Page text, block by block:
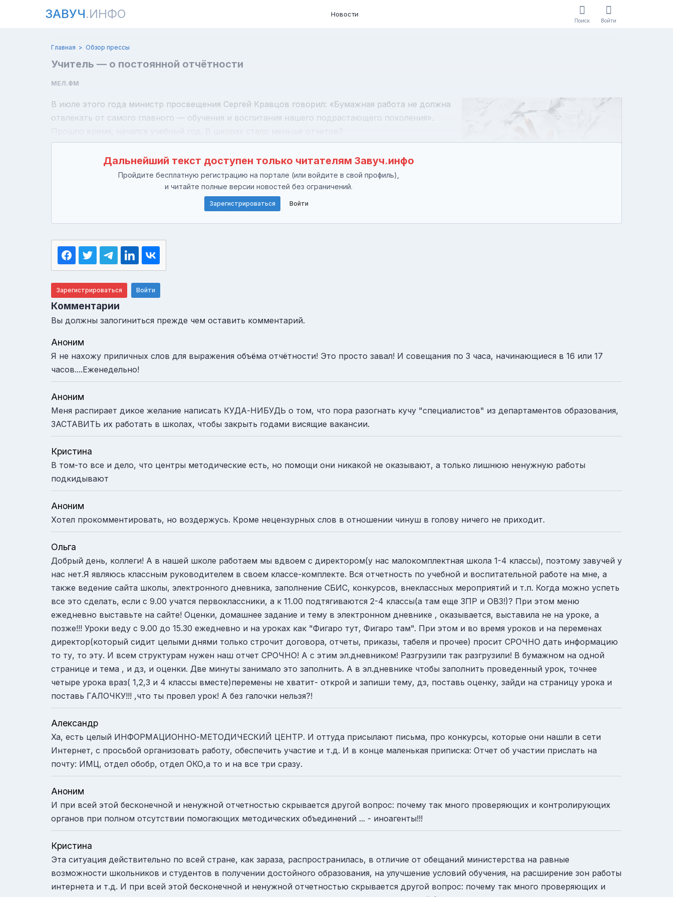
ЗАВУЧ.ИНФО Новости
Поиск Войти
Главная Обзор прессы
Учитель — о постоянной отчётности
МЕЛ.ФМ
В июле этого года министр просвещения Сергей Кравцов говорил: «Бумажная работа не должна
отвлекать от самого главного — обучения и воспитания нашего подрастающего поколения».
Дальнейший текст доступен только читателям Завуч.инфо
Пройдите бесплатную регистрацию на портале (или войдите в свой профиль),
и читайте полные версии новостей без ограничений.
Зарегистрироваться Войти
Зарегистрироваться Войти
Комментарии
Вы должны залогиниться прежде чем оставить комментарий.
Аноним
Я не нахожу приличных слов для выражения объёма отчётности! Это просто завал! И совещания по 3 часа, начинающиеся в 16 или 17
часов....Еженедельно!
Аноним
Меня распирает дикое желание написать КУДА-НИБУДЬ о том, что пора разогнать кучу "специалистов" из департаментов образования,
ЗАСТАВИТЬ их работать в школах, чтобы закрыть годами висящие вакансии.
Кристина
В том-то все и дело, что центры методические есть, но помощи они никакой не оказывают, а только лишнюю ненужную работы
подкидывают
Аноним
Хотел прокомментировать, но воздержусь. Кроме нецензурных слов в отношении чинуш в голову ничего не приходит.
Ольга
Добрый день, коллеги! А в нашей школе работаем мы вдвоем с директором(у нас малокомплектная школа 1-4 классы), поэтому завучей у
нас нет.Я являюсь классным руководителем в своем классе-комплекте. Вся отчетность по учебной и воспитательной работе на мне, а
также ведение сайта школы, электронного дневника, заполнение СБИС, конкурсов, внеклассных мероприятий и т.п. Когда можно успеть
все это сделать, если с 9.00 учатся первоклассники, а к 11.00 подтягиваются 2-4 классы(а там еще ЗПР и ОВЗ!)? При этом меню
ежедневно выставьте на сайте! Оценки, домашнее задание и тему в электронном дневнике , оказывается, выставила не на уроке, а
позже!!! Уроки веду с 9.00 до 15.30 ежедневно и на уроках как "Фигаро тут, Фигаро там". При этом и во время уроков и на переменах
директор(который сидит целыми днями только строчит договора, отчеты, приказы, табеля и прочее) просит СРОЧНО дать информацию
то ту, то эту. И всем структурам нужен наш отчет СРОЧНО! А с этим эл.дневником! Разгрузили так разгрузили! В бумажном на одной
странице и тема , и дз, и оценки. Две минуты занимало это заполнить. А в эл.дневнике чтобы заполнить проведенный урок, точнее
четыре урока враз( 1,2,3 и 4 классы вместе)перемены не хватит- открой и запиши тему, дз, поставь оценку, зайди на страницу урока и
поставь ГАЛОЧКУ!!! ,что ты провел урок! А без галочки нельзя?!
Александр
Ха, есть целый ИНФОРМАЦИОННО-МЕТОДИЧЕСКИЙ ЦЕНТР. И оттуда присылают письма, про конкурсы, которые они нашли в сети
Интернет, с просьбой организовать работу, обеспечить участие и т.д. И в конце маленькая приписка: Отчет об участии прислать на
почту: ИМЦ, отдел обобр, отдел ОКО,а то и на все три сразу.
Аноним
И при всей этой бесконечной и ненужной отчетностью скрывается другой вопрос: почему так много проверяющих и контролирующих
органов при полном отсутствии помогающих методических объединений ... - иноагенты!!!
Кристина
Эта ситуация действительно по всей стране, как зараза, распространилась, в отличие от обещаний министерства на равные
возможности школьников и студентов в получении достойного образования, на улучшение условий обучения, на расширение зон работы
интернета и т.д. И при всей этой бесконечной и ненужной отчетностью скрывается другой вопрос: почему так много проверяющих и